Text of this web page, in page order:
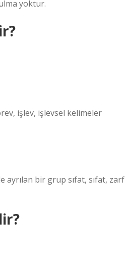
yoktur.
işlev, işlevsel kelimeler
bir grup sıfat, sıfat, zarf